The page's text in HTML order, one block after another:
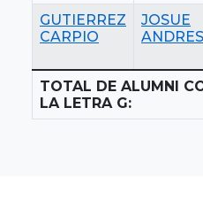
GUTIERREZ
CARPIO
JOSUE
ANDRES
TOTAL DE ALUMNI
LA LETRA G: